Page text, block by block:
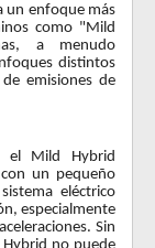
un enfoque más
como "Mild
a menudo
distintos
emisiones de
el Mild Hybrid
un pequeño
eléctrico
especialmente
Sin